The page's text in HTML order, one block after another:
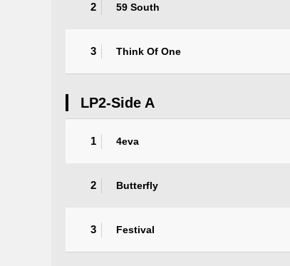
2 59 South
3 Think Of One
LP2-Side A
1 4eva
2 Butterfly
3 Festival